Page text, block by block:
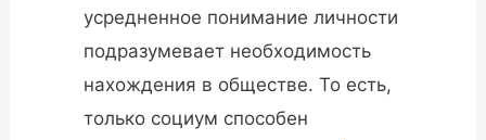
усредненное понимание личности
подразумевает необходимость
нахождения в обществе. То есть,
только социум способен